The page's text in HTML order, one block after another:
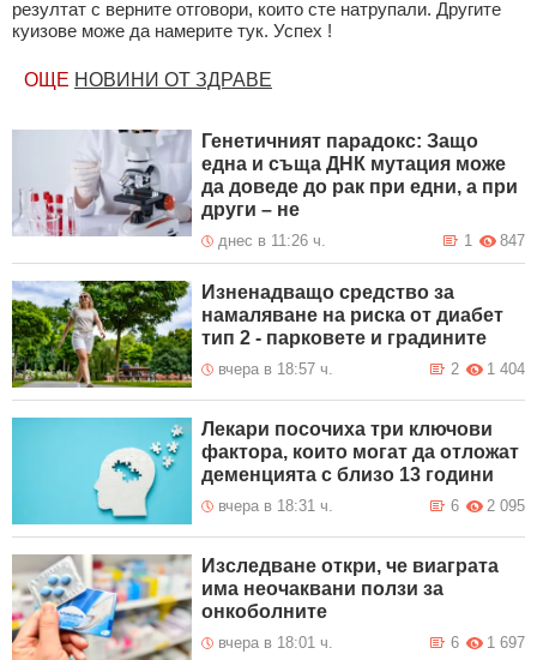
резултат с верните отговори, които сте натрупали. Другите
куизове може да намерите тук. Успех !
ОЩЕ НОВИНИ ОТ ЗДРАВЕ
Генетичният парадокс: Защо
една и съща ДНК мутация може
да доведе до рак при едни, а при
други – не
днес в 11:26 ч. 847
1
Изненадващо средство за
намаляване на риска от диабет
тип 2 - парковете и градините
вчера в 18:57 ч. 1 404
2
Лекари посочиха три ключови
фактора, които могат да отложат
деменцията с близо 13 години
вчера в 18:31 ч. 2 095
6
Изследване откри, че виаграта
има неочаквани ползи за
онкоболните
вчера в 18:01 ч. 1 697
6